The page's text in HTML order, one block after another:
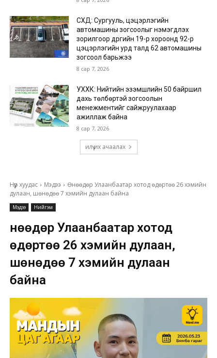
СХД: Сургууль, цэцэрлэгийн
автомашины зогсоолыг нэмэгдүүлэх
зорилгоор дүүргийн 19-р хороонд 92-р
цэцэрлэгийн урд талд 62 автомашины
зогсоол барьжээ
8 сар 7, 2026
УХХК: Нийтийн эзэмшлийн 50 байршил
дахь төлбөртэй зогсоолын
менежментийг сайжруулахаар
ажиллаж байна
8 сар 7, 2026
илүү их ачаалах